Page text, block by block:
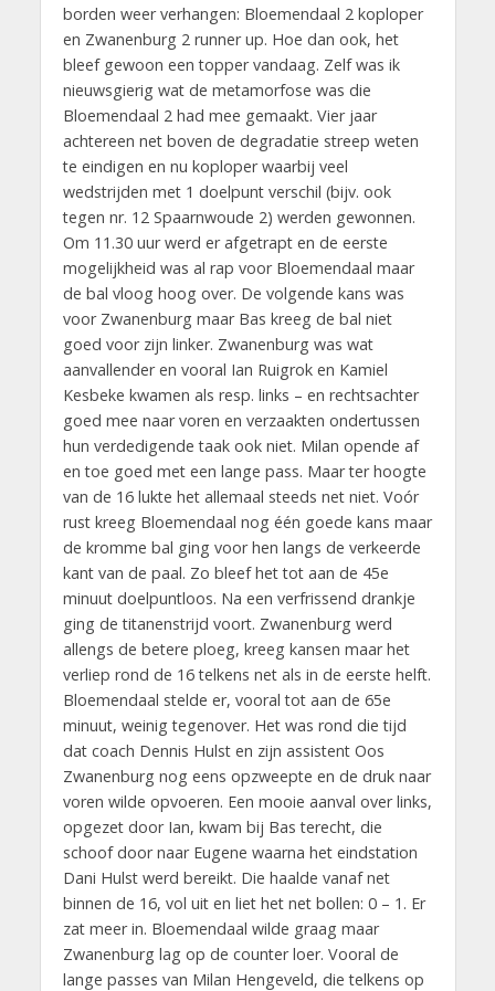
borden weer verhangen: Bloemendaal 2 koploper
en Zwanenburg 2 runner up. Hoe dan ook, het
bleef gewoon een topper vandaag. Zelf was ik
nieuwsgierig wat de metamorfose was die
Bloemendaal 2 had mee gemaakt. Vier jaar
achtereen net boven de degradatie streep weten
te eindigen en nu koploper waarbij veel
wedstrijden met 1 doelpunt verschil (bijv. ook
tegen nr. 12 Spaarnwoude 2) werden gewonnen.
Om 11.30 uur werd er afgetrapt en de eerste
mogelijkheid was al rap voor Bloemendaal maar
de bal vloog hoog over. De volgende kans was
voor Zwanenburg maar Bas kreeg de bal niet
goed voor zijn linker. Zwanenburg was wat
aanvallender en vooral Ian Ruigrok en Kamiel
Kesbeke kwamen als resp. links – en rechtsachter
goed mee naar voren en verzaakten ondertussen
hun verdedigende taak ook niet. Milan opende af
en toe goed met een lange pass. Maar ter hoogte
van de 16 lukte het allemaal steeds net niet. Voór
rust kreeg Bloemendaal nog één goede kans maar
de kromme bal ging voor hen langs de verkeerde
kant van de paal. Zo bleef het tot aan de 45e
minuut doelpuntloos. Na een verfrissend drankje
ging de titanenstrijd voort. Zwanenburg werd
allengs de betere ploeg, kreeg kansen maar het
verliep rond de 16 telkens net als in de eerste helft.
Bloemendaal stelde er, vooral tot aan de 65e
minuut, weinig tegenover. Het was rond die tijd
dat coach Dennis Hulst en zijn assistent Oos
Zwanenburg nog eens opzweepte en de druk naar
voren wilde opvoeren. Een mooie aanval over links,
opgezet door Ian, kwam bij Bas terecht, die
schoof door naar Eugene waarna het eindstation
Dani Hulst werd bereikt. Die haalde vanaf net
binnen de 16, vol uit en liet het net bollen: 0 – 1. Er
zat meer in. Bloemendaal wilde graag maar
Zwanenburg lag op de counter loer. Vooral de
lange passes van Milan Hengeveld, die telkens op